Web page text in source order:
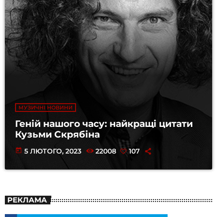
МУЗИЧНІ НОВИНИ
Геній нашого часу: найкращі цитати
Кузьми Скрябіна
today 5 ЛЮТОГО, 2023 22008 107
РЕКЛАМА